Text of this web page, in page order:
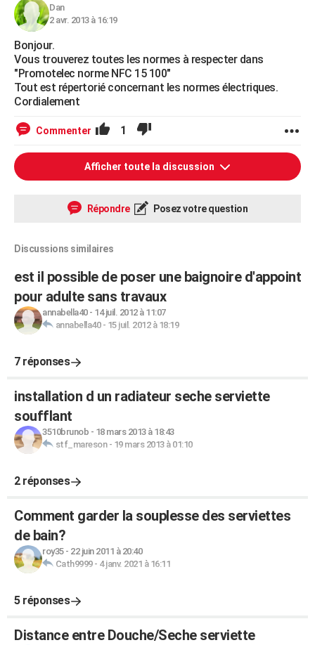
Dan
2 avr. 2013 à 16:19
Bonjour.
Vous trouverez toutes les normes à respecter dans
"Promotelec norme NFC 15 100"
Tout est répertorié concernant les normes électriques.
Cordialement
Commenter 1
Afficher toute la discussion
Répondre Posez votre question
Discussions similaires
est il possible de poser une baignoire d'appoint
pour adulte sans travaux
annabella40- 14 juil. 2012 à 11:07
annabella40- 15 juil. 2012 à 18:19
7 réponses
installation d un radiateur seche serviette
soufflant
3510brunob - 18 mars 2013 à 18:43
stf_mareson- 19 mars 2013 à 01:10
2 réponses
Comment garder la souplesse des serviettes
de bain?
roy35- 22 juin 2011 à 20:40
Cath9999- 4 janv. 2021 à 16:11
5 réponses
Distance entre Douche/Seche serviette